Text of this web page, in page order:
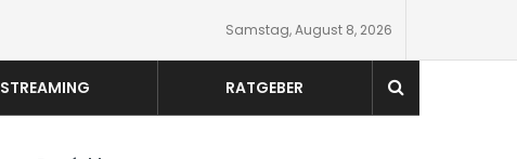
Samstag, August 8, 2026
STREAMING RATGEBER